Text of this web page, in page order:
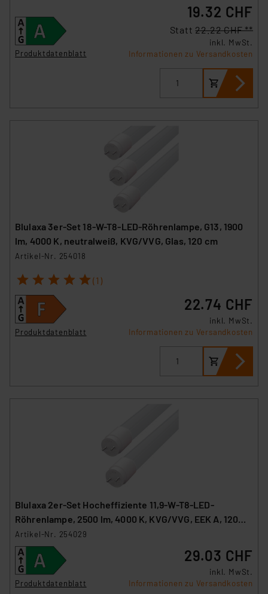
Produktdatenblatt
19.32 CHF
Statt22.22 CHF **
inkl. MwSt.
Informationen zu Versandkosten
Blulaxa 3er-Set 18-W-T8-LED-Röhrenlampe, G13, 1900
lm, 4000 K, neutralweiß, KVG/VVG, Glas, 120 cm
Artikel-Nr. 254018
1 2 3 4 5 (1)
Produktdatenblatt
22.74 CHF
inkl. MwSt.
Informationen zu Versandkosten
Blulaxa 2er-Set Hocheffiziente 11,9-W-T8-LED-
Röhrenlampe, 2500 lm, 4000 K, KVG/VVG, EEK A, 120
cm
Artikel-Nr. 254029
Produktdatenblatt
29.03 CHF
inkl. MwSt.
Informationen zu Versandkosten